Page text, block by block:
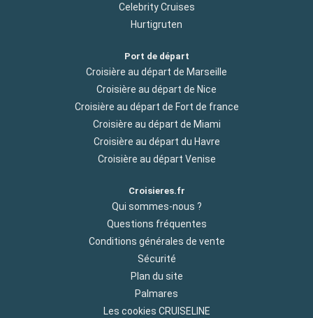
Celebrity Cruises
Hurtigruten
Port de départ
Croisière au départ de Marseille
Croisière au départ de Nice
Croisière au départ de Fort de france
Croisière au départ de Miami
Croisière au départ du Havre
Croisière au départ Venise
Croisieres.fr
Qui sommes-nous ?
Questions fréquentes
Conditions générales de vente
Sécurité
Plan du site
Palmares
Les cookies CRUISELINE